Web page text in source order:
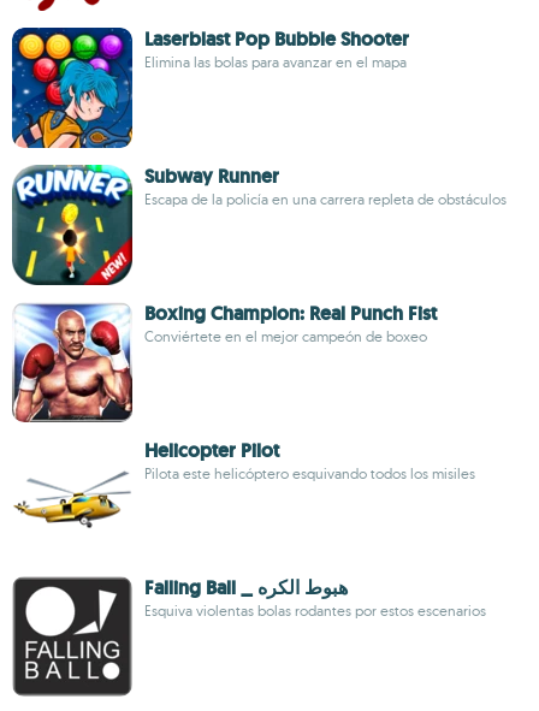
Laserblast Pop Bubble Shooter
Elimina las bolas para avanzar en el mapa
Subway Runner
Escapa de la policía en una carrera repleta de obstáculos
Boxing Champion: Real Punch Fist
Conviértete en el mejor campeón de boxeo
Helicopter Pilot
Pilota este helicóptero esquivando todos los misiles
Falling Ball _ هبوط الكره
Esquiva violentas bolas rodantes por estos escenarios